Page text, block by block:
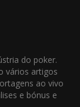
do poker.
vários artigos
ao vivo
e bónus e